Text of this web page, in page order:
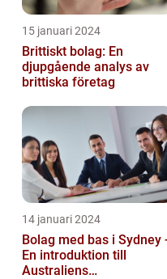
15 januari 2024
Brittiskt bolag: En
djupgående analys av
brittiska företag
14 januari 2024
Bolag med bas i Sydney
En introduktion till
Australiens